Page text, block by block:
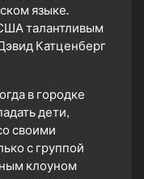
языке.
талантливым
Катценберг
в городке
дети,
своими
с группой
клоуном